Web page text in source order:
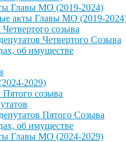
Главы МО (2019-2024)
акты Главы МО (2019-
созыва
Четвертого Созыва
об имуществе
2029)
созыва
Пятого Созыва
об имуществе
Главы МО (2024-2029)